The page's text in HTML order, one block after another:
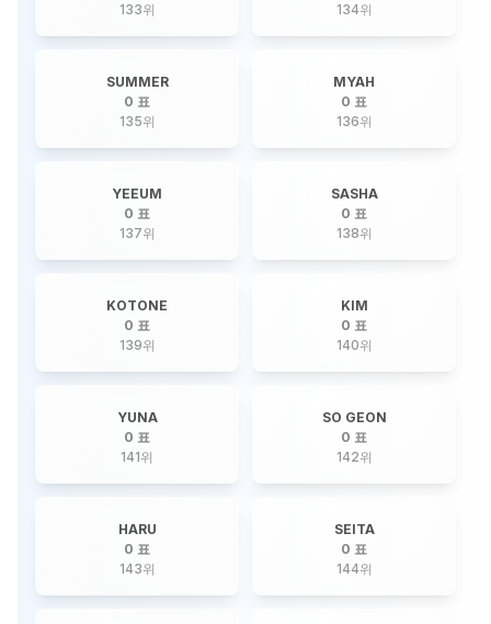
133위
134위
SUMMER
0 표
135위
MYAH
0 표
136위
YEEUM
0 표
137위
SASHA
0 표
138위
KOTONE
0 표
139위
KIM
0 표
140위
YUNA
0 표
141위
SO GEON
0 표
142위
HARU
0 표
143위
SEITA
0 표
144위